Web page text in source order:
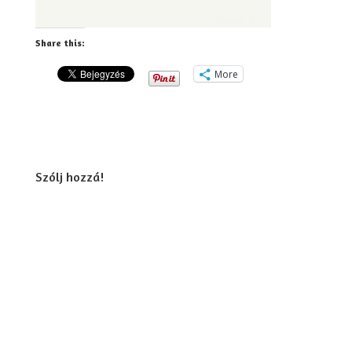
Share this:
More
Szólj hozzá!